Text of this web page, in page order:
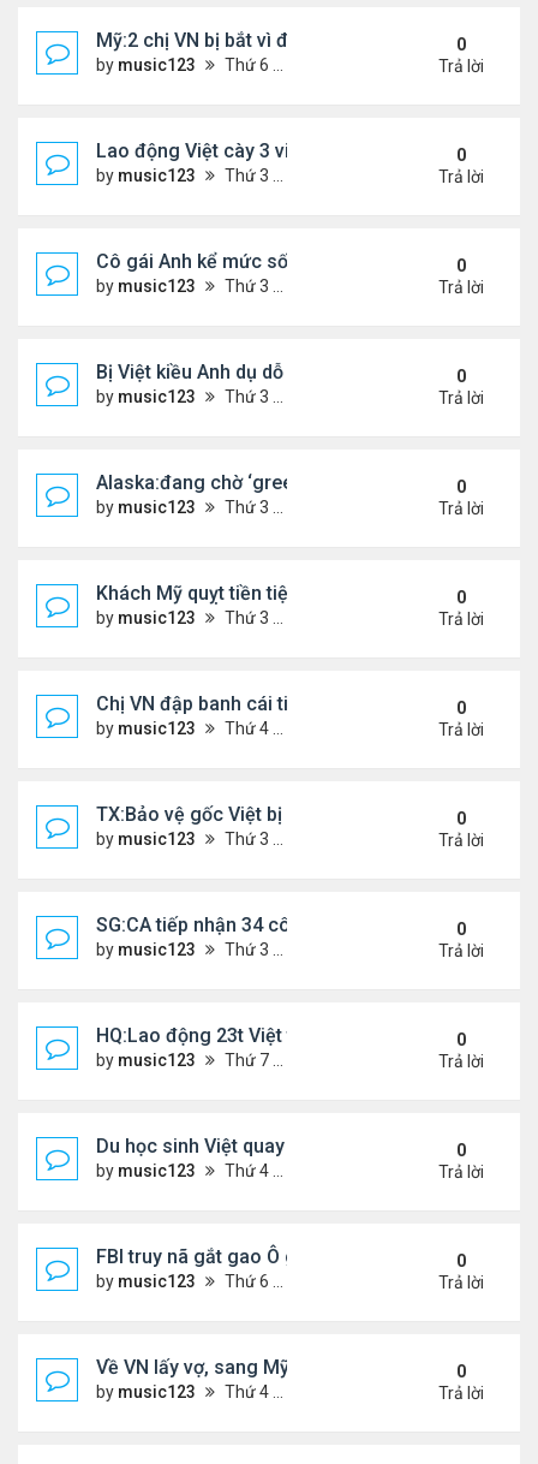
Mỹ:2 chị VN bị bắt vì đem bòn bòn vào Mỹ
by music123 Thứ 6 Tháng 4 10, 2026 6:40 pm
0
Trả lời
Lao động Việt cày 3 việc cùng lúc, thu nhập tới
by music123 Thứ 3 Tháng 3 31, 2026 4:59 pm
0
Trả lời
Cô gái Anh kể mức sống 'rẻ khó tin' ở Đà Nẵng
by music123 Thứ 3 Tháng 3 31, 2026 4:52 pm
0
Trả lời
Bị Việt kiều Anh dụ dỗ "chuyển tiền - nhận quà"...
by music123 Thứ 3 Tháng 3 31, 2026 4:41 pm
0
Trả lời
Alaska:đang chờ ‘green card,’ đi trình diện ICE, bị
by music123 Thứ 3 Tháng 3 31, 2026 4:29 pm
0
Trả lời
Khách Mỹ quỵt tiền tiệm nail người Việt
by music123 Thứ 3 Tháng 3 31, 2026 4:25 pm
0
Trả lời
Chị VN đập banh cái tiệm Dollar Tree
by music123 Thứ 4 Tháng 3 25, 2026 7:25 pm
0
Trả lời
TX:Bảo vệ gốc Việt bị bắn trọng thương trong vụ
by music123 Thứ 3 Tháng 3 24, 2026 6:27 pm
0
Trả lời
SG:CA tiếp nhận 34 công dân VN bị Mỹ trục xuất
by music123 Thứ 3 Tháng 3 24, 2026 5:09 pm
0
Trả lời
HQ:Lao động 23t Việt tử vong do bị cuốn vào máy
by music123 Thứ 7 Tháng 3 21, 2026 4:50 pm
0
Trả lời
Du học sinh Việt quay lén hơn 100 phụ nữ trong
by music123 Thứ 4 Tháng 3 18, 2026 6:53 pm
0
Trả lời
FBI truy nã gắt gao Ô gốc Việt tại Mỹ
by music123 Thứ 6 Tháng 3 13, 2026 8:33 pm
0
Trả lời
Về VN lấy vợ, sang Mỹ sống lại mâu thuẫn
by music123 Thứ 4 Tháng 3 11, 2026 4:49 pm
0
Trả lời